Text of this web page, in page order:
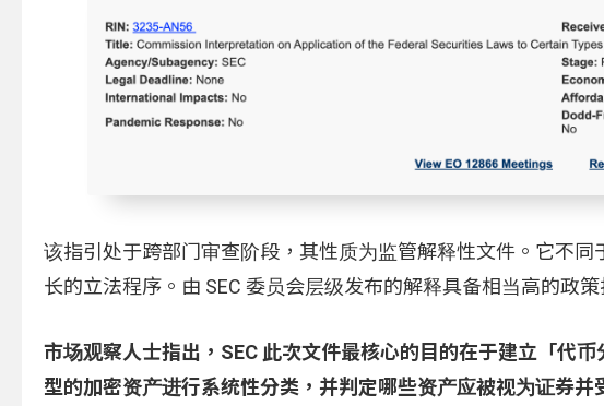
该指引处于跨部门审查阶段，其性质为监管解释性文件。它不
长的立法程序。由 SEC 委员会层级发布的解释具备相当高的政策
市场观察人士指出，SEC 此次文件最核心的目的在于建立「代
型的加密资产进行系统性分类，并判定哪些资产应被视为证券并